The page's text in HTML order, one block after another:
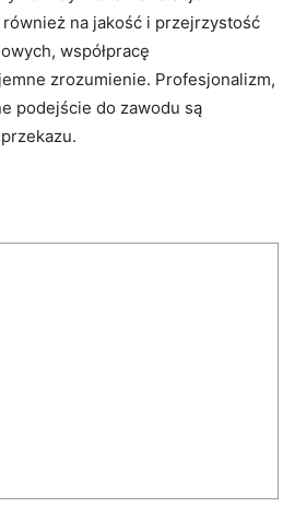
również na jakość i przejrzystość
współpracę
zrozumienie. Profesjonalizm,
podejście do zawodu są